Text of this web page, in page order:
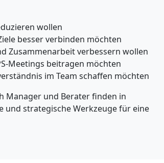
wollen
besser verbinden möchten
Zusammenarbeit verbessern wollen
Meetings beitragen möchten
im Team schaffen möchten
Manager und Berater finden in
und strategische Werkzeuge für eine